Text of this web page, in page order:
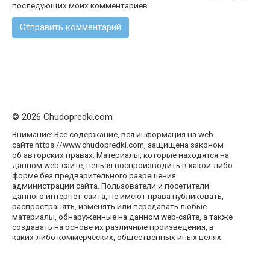
последующих моих комментариев.
© 2026 Chudopredki.com
Внимание: Все содержание, вся информация на web-
сайте https://www.chudopredki.com, защищена законом
об авторских правах. Материалы, которые находятся на
данном web-сайте, нельзя воспроизводить в какой-либо
форме без предварительного разрешения
администрации сайта. Пользователи и посетители
данного интернет-сайта, не имеют права публиковать,
распространять, изменять или передавать любые
материалы, обнаруженные на данном web-сайте, а также
создавать на основе их различные произведения, в
каких-либо коммерческих, общественных иных целях..